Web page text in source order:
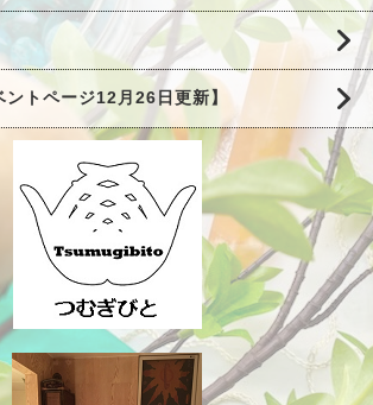
ントページ12月26日更新】